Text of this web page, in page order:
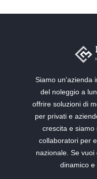
Siamo un'azienda
del noleggio a
offrire soluzioni di
per privati e
crescita e siamo
collaboratori per
nazionale. Se
dinamico e